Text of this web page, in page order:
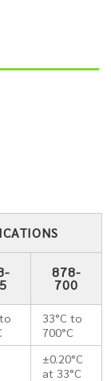
878-
700
33°C to
700°C
±0.20°C
at 33°C